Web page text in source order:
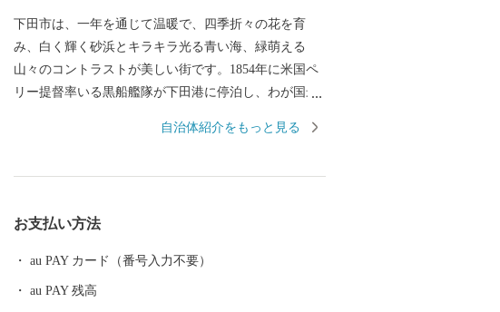
下田市は、一年を通じて温暖で、四季折々の花を育
み、白く輝く砂浜とキラキラ光る青い海、緑萌える
山々のコントラストが美しい街です。1854年に米国ペ
リー提督率いる黒船艦隊が下田港に停泊し、わが国最
おります。 豊富な湯量を誇る温泉や、豊かな自然の恵
連絡先 ：050-1732-8710 メール ：shimoda@furusato-
supports.com 営業時間： 9：00～18：00 【土・日・祝
自治体紹介をもっと見る
お支払い方法
au PAY カード（番号入力不要）
au PAY 残高